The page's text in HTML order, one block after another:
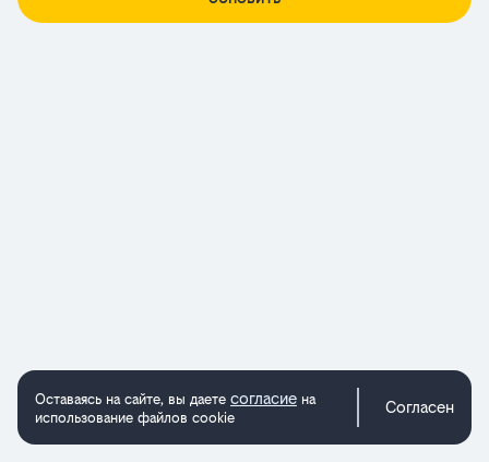
Оставаясь на сайте, вы даете согласие на
использование файлов cookie
Согласен